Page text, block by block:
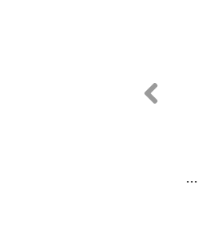
شلوار جین زنانه اسمارا مدل Ian 334929_2001